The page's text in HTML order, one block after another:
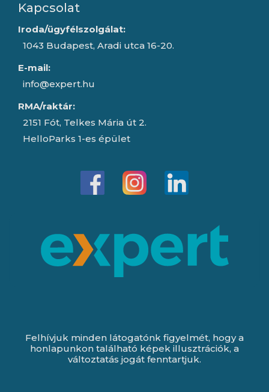
Kapcsolat
Iroda/ügyfélszolgálat:
1043 Budapest, Aradi utca 16-20.
E-mail:
info@expert.hu
RMA/raktár:
2151 Fót, Telkes Mária út 2.
HelloParks 1-es épület
Felhívjuk minden látogatónk figyelmét, hogy a
honlapunkon található képek illusztrációk, a
változtatás jogát fenntartjuk.